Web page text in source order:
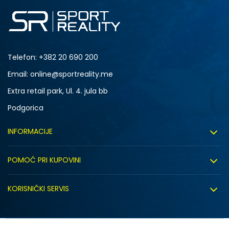
Telefon: +382 20 690 200
Email: online@sportreality.me
Extra retail park, Ul. 4. jula bb
Podgorica
INFORMACIJE
Zapošljavanje
Sindikalna prodaja
POMOĆ PRI KUPOVINI
Kako kupiti
KORISNIČKI SERVIS